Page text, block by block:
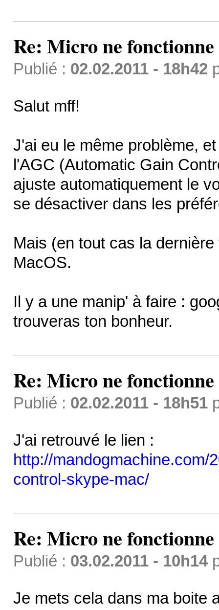
Re: Micro ne
Publié : 02.02.2011 - 18h42
Salut mff!
J'ai eu le même problème,
l'AGC (Automatic Gain
ajuste automatiquement le
se désactiver dans les
Mais (en tout cas la
MacOS.
Il y a une manip' à faire :
trouveras ton bonheur.
Re: Micro ne
Publié : 02.02.2011 - 18h51
J'ai retrouvé le lien :
http://mandogmachine.com/
control-skype-mac/
Re: Micro ne
Publié : 03.02.2011 - 10h14
Je mets cela dans ma boite